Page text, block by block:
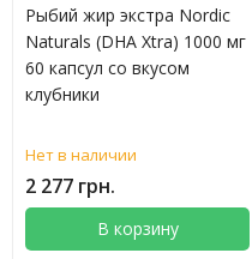
Рыбий жир экстра Nordic
Naturals (DHA Xtra) 1000 мг
60 капсул со вкусом
клубники
Нет в наличии
2 277 грн.
В корзину